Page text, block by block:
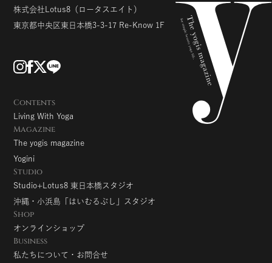
株式会社Lotus8 （ロータスエイト）
東京都中央区東日本橋3-3-17 Re-Know 1F
Contents
Living With Yoga
Magazine
The yogis magazine
Yogini
Studio
Studio+Lotus8 東日本橋スタジオ
沖縄・小浜島「はいむるぶし」スタジオ
Shop
オンラインショップ
Business
私たちについて・お問合せ